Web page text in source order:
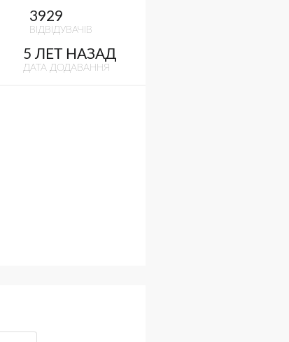
3929
ВІДВІДУВАЧІВ
5 ЛЕТ НАЗАД
ДАТА ДОДАВАННЯ